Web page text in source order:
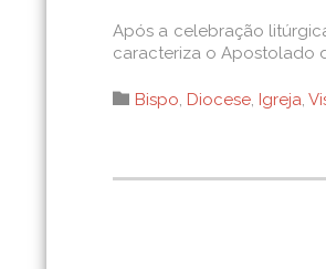
Após a celebração
caracteriza o Apostolado
 Category
Bispo, Diocese, Igreja,